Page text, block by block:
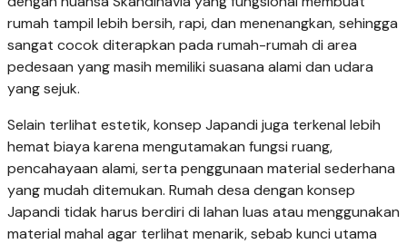
rumah tampil lebih bersih, rapi, dan menenangkan, sehingga
sangat cocok diterapkan pada rumah-rumah di area
pedesaan yang masih memiliki suasana alami dan udara
yang sejuk.
Selain terlihat estetik, konsep Japandi juga terkenal lebih
hemat biaya karena mengutamakan fungsi ruang,
pencahayaan alami, serta penggunaan material sederhana
yang mudah ditemukan. Rumah desa dengan konsep
Japandi tidak harus berdiri di lahan luas atau menggunakan
material mahal agar terlihat menarik, sebab kunci utama